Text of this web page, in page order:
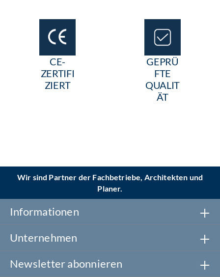
CE-
ZERTIFI
ZIERT
GEPRÜ
FTE
QUALIT
ÄT
Wir sind Partner der Fachbetriebe, Architekten und
Planer.
Informationen
Unternehmen
Newsletter abonnieren